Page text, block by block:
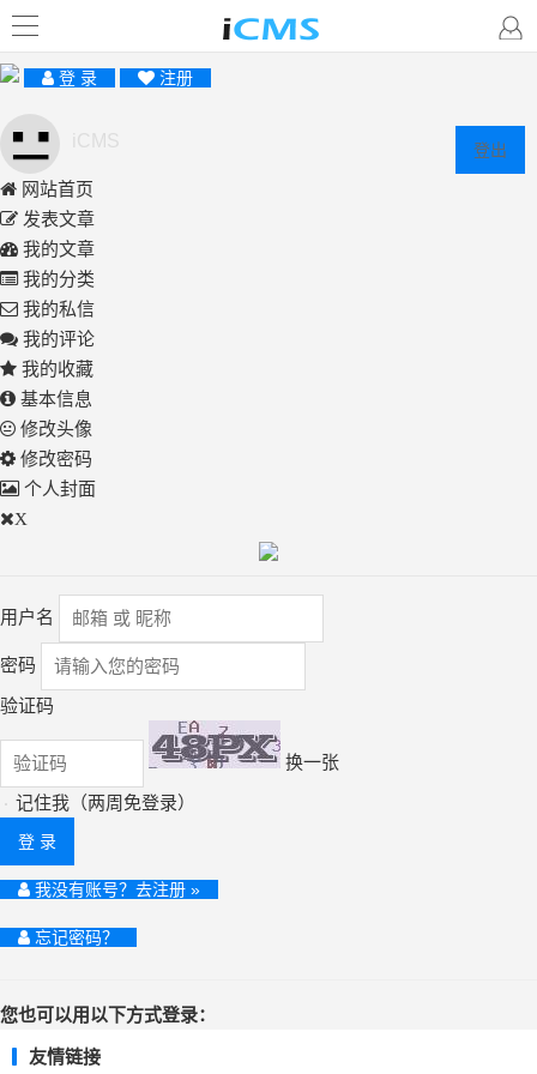
登 录 注册
登出
网站首页
发表文章
我的文章
我的分类
我的私信
我的评论
我的收藏
基本信息
修改头像
修改密码
个人封面
X
用户名
密码
验证码
换一张
记住我（两周免登录）
登 录
我没有账号？去注册 »
忘记密码？
您也可以用以下方式登录：
友情链接